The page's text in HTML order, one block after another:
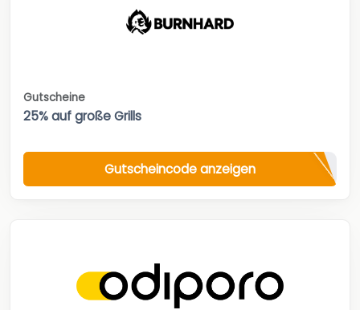
Gutscheine
25% auf große Grills
Gutscheincode anzeigen